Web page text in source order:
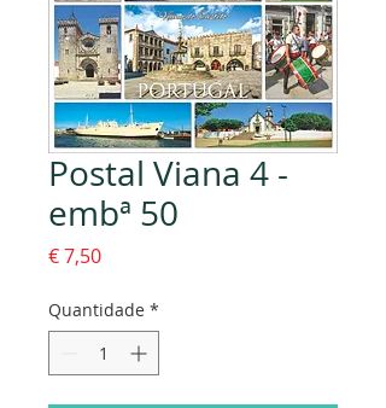
Postal Viana 4 -
embª 50
€ 7,50Preço
Quantidade *